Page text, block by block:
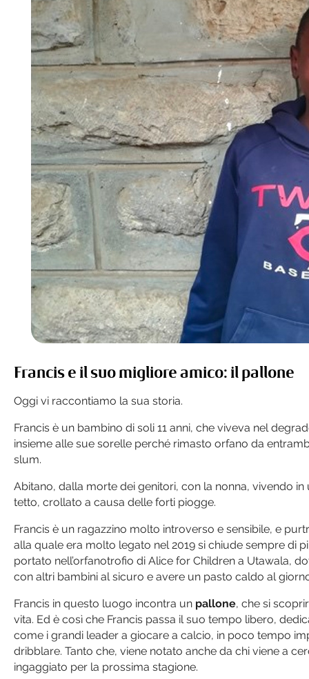
Francis e il suo migliore amico: il pallone
Oggi vi raccontiamo la sua storia.
Francis è un bambino di soli 11 anni, che viveva nel
insieme alle sue sorelle perché rimasto orfano da
slum.
Abitano, dalla morte dei genitori, con la nonna, vivendo
tetto, crollato a causa delle forti piogge.
Francis è un ragazzino molto introverso e sensibile, e
alla quale era molto legato nel 2019 si chiude sempre di
portato nell’orfanotrofio di Alice for Children a Utawala,
con altri bambini al sicuro e avere un pasto caldo al
Francis in questo luogo incontra un pallone, che si
vita. Ed è così che Francis passa il suo tempo libero,
come i grandi leader a giocare a calcio, in poco tempo
dribblare. Tanto che, viene notato anche da chi viene a
ingaggiato per la prossima stagione.